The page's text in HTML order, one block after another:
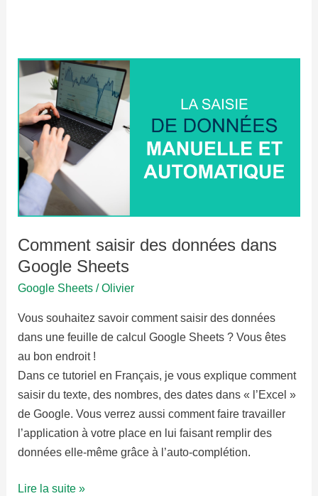
Comment saisir des données dans
Google Sheets
Google Sheets /Olivier
Vous souhaitez savoir comment saisir des données
dans une feuille de calcul Google Sheets ? Vous êtes
au bon endroit !
Dans ce tutoriel en Français, je vous explique comment
saisir du texte, des nombres, des dates dans « l’Excel »
de Google. Vous verrez aussi comment faire travailler
l’application à votre place en lui faisant remplir des
données elle-même grâce à l’auto-complétion.
Comment
Lire la suite »